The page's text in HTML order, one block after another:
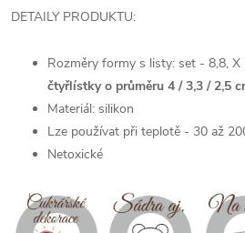
DETAILY PRODUKTU:
Rozměry formy s listy: set - 8,8, X
čtyřlístky o průměru 4 / 3,3 / 2,5
Materiál: silikon
Lze používat při teplotě - 30 až
Netoxické